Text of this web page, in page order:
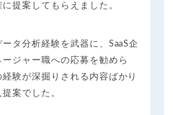
提案してもらえました。
タ分析経験を武器に、SaaS企
ジャー職への応募を勧めら
験が深掘りされる内容ばかり
案でした。